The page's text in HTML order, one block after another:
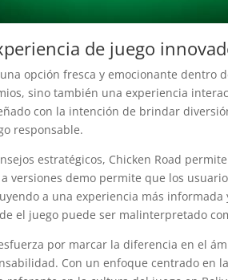
de juego
opción fresca y emocionante dentro
sino también una experiencia
con la intención de brindar
responsable.
estratégicos, Chicken Road
versiones demo permite que los
a una experiencia más informada
el juego puede ser malinterpretado
por marcar la diferencia en el
Con un enfoque centrado en